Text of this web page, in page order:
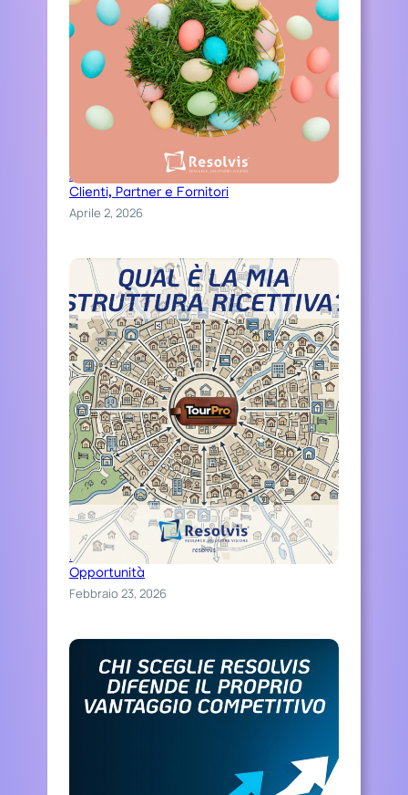
Auguri di una serena Pasqua ai nostri
Clienti, Partner e Fornitori
Aprile 2, 2026
Distinguiti Online, Trasforma Ospitalità in
Opportunità
Febbraio 23, 2026